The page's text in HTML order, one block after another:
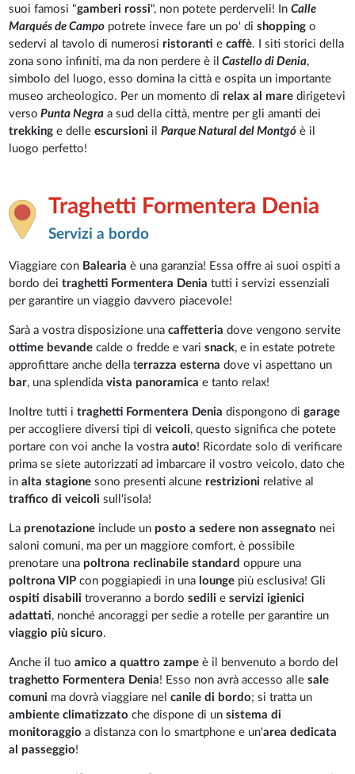
suoi famosi "gamberi rossi", non potete perderveli! InCalle
Marqués de Campo potrete invece fare un po' dishoppingo
sedervi al tavolo di numerosi ristorantiecaffè. I siti storici della
zona sono infiniti, ma da non perdere è il Castello di Denia,
simbolo del luogo, esso domina la città e ospita un importante
museo archeologico. Per un momento di relax al mare dirigetevi
verso Punta Negra a sud della città, mentre per gli amanti dei
trekkinge delleescursioni ilParque Natural del Montgó è il
luogo perfetto!
Traghetti Formentera Denia
Servizi a bordo
Viaggiare con Baleariaè una garanzia! Essa offre ai suoi ospiti a
bordo dei traghetti Formentera Denia tutti i servizi essenziali
per garantire un viaggio davvero piacevole!
Sarà a vostra disposizione unacaffetteriadove vengono servite
ottime bevande calde o fredde e varisnack, e in estate potrete
approfittare anche della terrazza esterna dove vi aspettano un
bar, una splendidavista panoramica e tanto relax!
Inoltre tutti itraghetti Formentera Denia dispongono digarage
per accogliere diversi tipi diveicoli, questo significa che potete
portare con voi anche la vostraauto! Ricordate solo di verificare
prima se siete autorizzati ad imbarcare il vostro veicolo, dato che
inalta stagione sono presenti alcune restrizioni relative al
traffico di veicoli sull'isola!
La prenotazione include un posto a sedere non assegnato nei
saloni comuni, ma per un maggiore comfort, è possibile
prenotare una poltrona reclinabile standard oppure una
poltrona VIP con poggiapiedi in una lounge più esclusiva! Gli
ospiti disabili troveranno a bordosedilieservizi igienici
adattati, nonché ancoraggi per sedie a rotelle per garantire un
viaggio più sicuro.
Anche il tuoamico a quattro zampeè il benvenuto a bordo del
traghetto Formentera Denia! Esso non avrà accesso allesale
comuni ma dovrà viaggiare nelcanile di bordo; si tratta un
ambiente climatizzato che dispone di unsistema di
monitoraggio a distanza con lo smartphone e un'area dedicata
al passeggio!